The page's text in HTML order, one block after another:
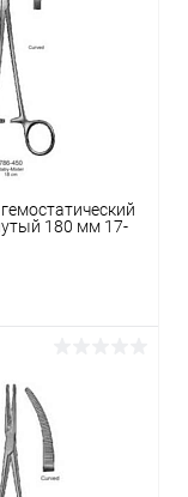
180 мм 17-
Сравнение
В наличии